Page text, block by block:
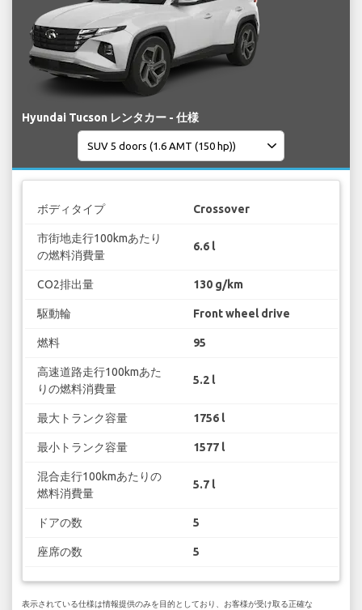
Hyundai Tucson レンタカー - 仕様
ボディタイプ Crossover
市街地走行100kmあたり
の燃料消費量
6.6 l
CO2排出量 130 g/km
駆動輪 Front wheel drive
燃料 95
高速道路走行100kmあた
りの燃料消費量
5.2 l
最大トランク容量 1756 l
最小トランク容量 1577 l
混合走行100kmあたりの
燃料消費量
5.7 l
ドアの数 5
座席の数 5
表示されている仕様は情報提供のみを目的としており、お客様が受け取る正確な